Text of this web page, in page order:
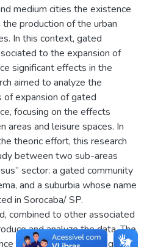
medium cities the existence
production of the urban
In this context, gated
to the expansion of
significant effects in the
aimed to analyze the
of expansion of gated
focusing on the effects
areas and leisure spaces. In
theoric effort, this research
between two sub-areas
sector: a gated community
and a suburbia whose name
in Sorocaba/ SP.
combined to other associated
and analyze the data. The
of socio-spatial segregation